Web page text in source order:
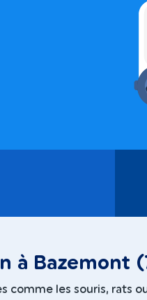
à Bazemont
comme les souris, rats